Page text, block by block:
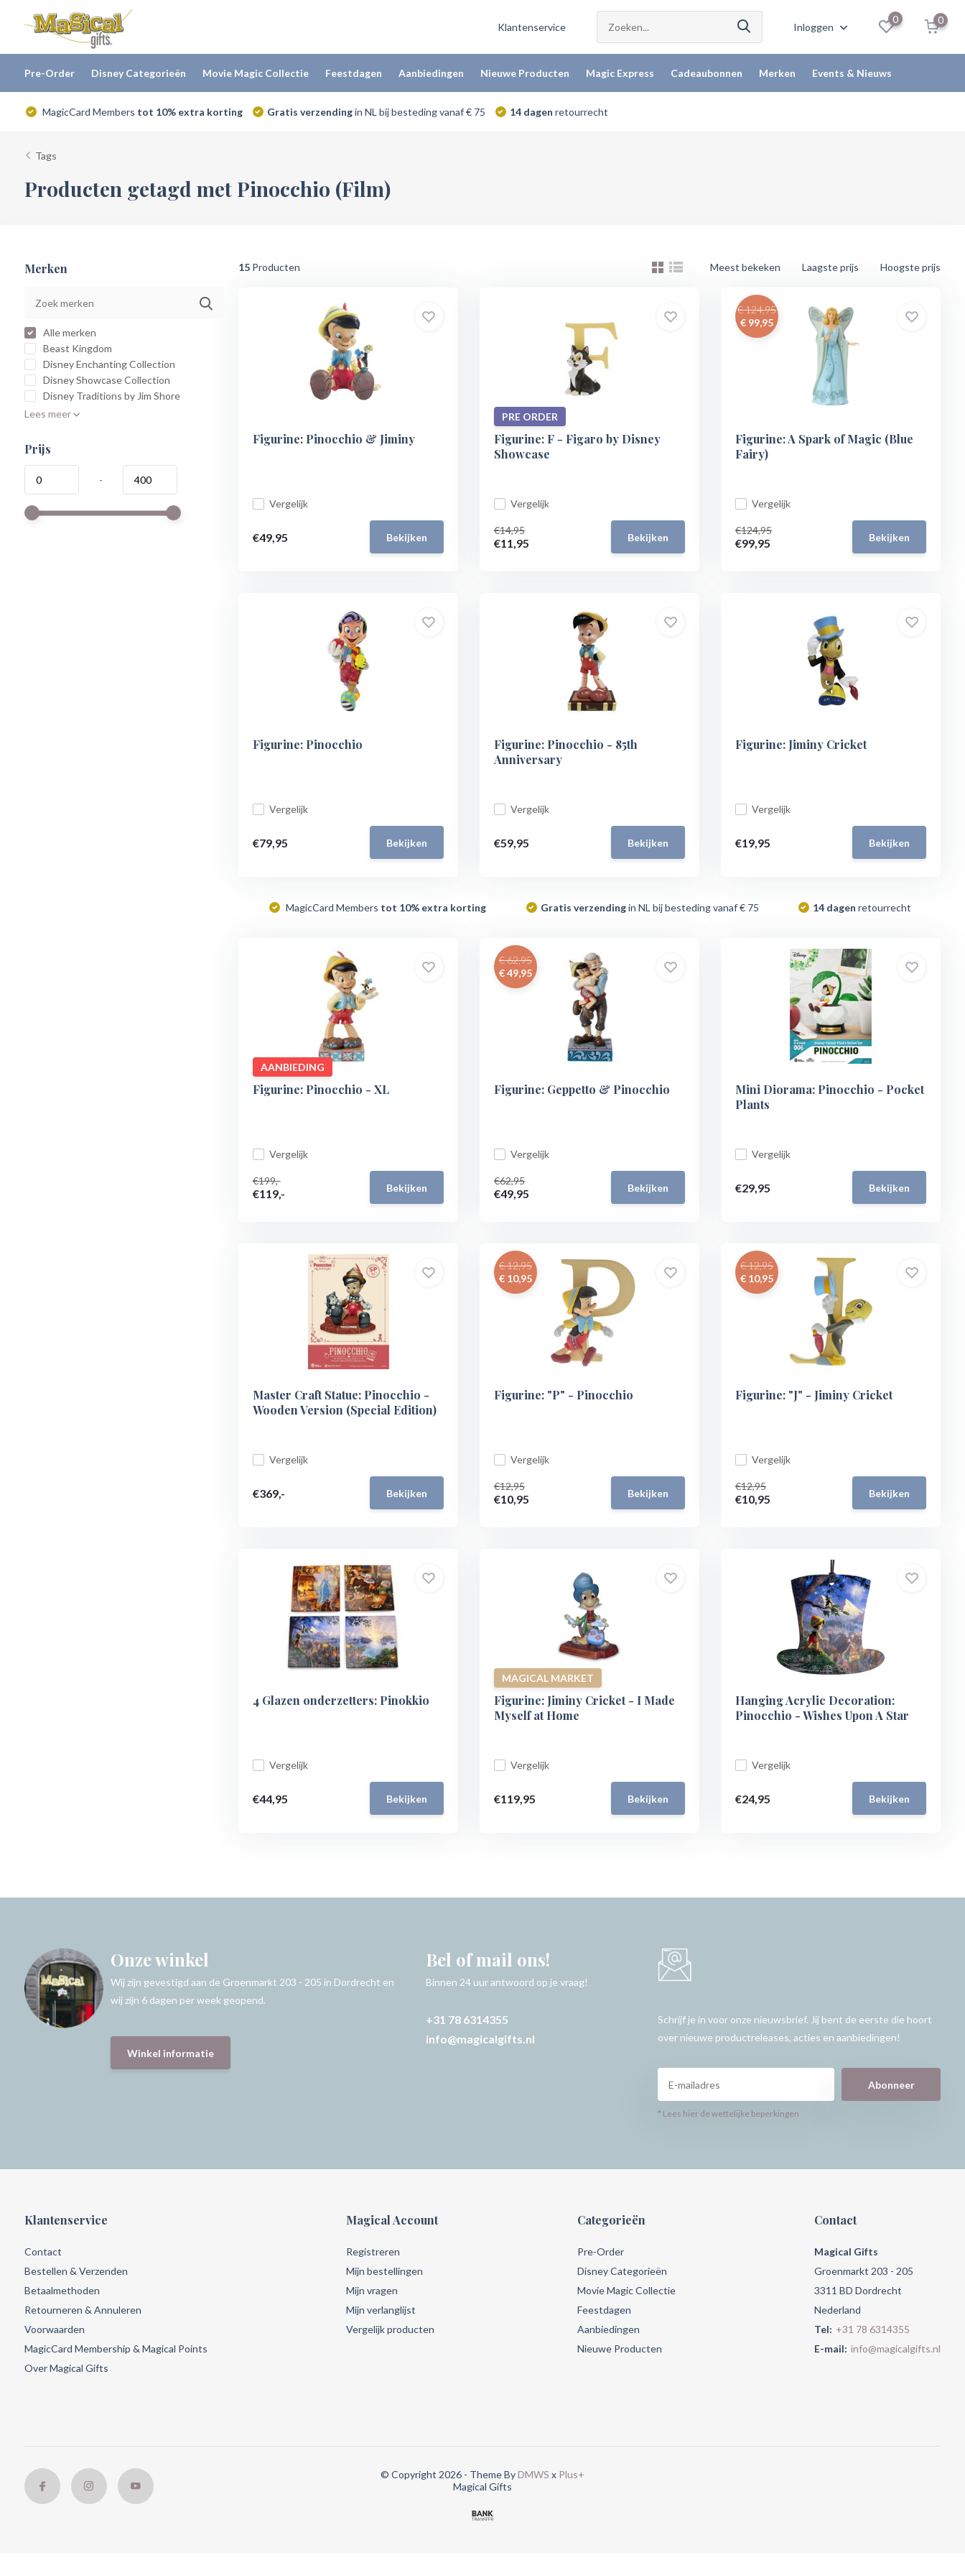
Klantenservice Inloggen
0 0
Pre-Order Disney Categorieën Movie Magic Collectie Feestdagen Aanbiedingen Nieuwe Producten Magic Express Cadeaubonnen Merken Events & Nieuws
MagicCard Members tot 10% extra korting Gratis verzendingin NL bij besteding vanaf € 75 14 dagen retourrecht
Tags
Producten getagd met Pinocchio (Film)
Merken
Alle merken
Beast Kingdom
Disney Enchanting Collection
Disney Showcase Collection
Disney Traditions by Jim Shore
Lees meer
Prijs
-
15Producten Meest bekeken Laagste prijs Hoogste prijs
Figurine: Pinocchio & Jiminy
Vergelijk
€49,95 Bekijken
PRE ORDER
Figurine: F - Figaro by Disney
Showcase
Vergelijk
€14,95
€11,95 Bekijken
€ 124,95
€ 99,95
Figurine: A Spark of Magic (Blue
Fairy)
Vergelijk
€124,95
€99,95 Bekijken
Figurine: Pinocchio
Vergelijk
€79,95 Bekijken
Figurine: Pinocchio - 85th
Anniversary
Vergelijk
€59,95 Bekijken
Figurine: Jiminy Cricket
Vergelijk
€19,95 Bekijken
MagicCard Members tot 10% extra korting Gratis verzendingin NL bij besteding vanaf € 75 14 dagen retourrecht
AANBIEDING
Figurine: Pinocchio - XL
Vergelijk
€199,-
€119,- Bekijken
€ 62,95
€ 49,95
Figurine: Geppetto & Pinocchio
Vergelijk
€62,95
€49,95 Bekijken
Mini Diorama: Pinocchio - Pocket
Plants
Vergelijk
€29,95 Bekijken
Master Craft Statue: Pinocchio -
Wooden Version (Special Edition)
Vergelijk
€369,- Bekijken
€ 12,95
€ 10,95
Figurine: "P" - Pinocchio
Vergelijk
€12,95
€10,95 Bekijken
€ 12,95
€ 10,95
Figurine: "J" - Jiminy Cricket
Vergelijk
€12,95
€10,95 Bekijken
4 Glazen onderzetters: Pinokkio
Vergelijk
€44,95 Bekijken
MAGICAL MARKET
Figurine: Jiminy Cricket - I Made
Myself at Home
Vergelijk
€119,95 Bekijken
Hanging Acrylic Decoration:
Pinocchio - Wishes Upon A Star
Vergelijk
€24,95 Bekijken
Onze winkel
Wij zijn gevestigd aan de Groenmarkt 203 - 205 in Dordrecht en
wij zijn 6 dagen per week geopend.
Winkel informatie
Bel of mail ons!
Binnen 24 uur antwoord op je vraag!
+31 78 6314355
info@magicalgifts.nl
Schrijf je in voor onze nieuwsbrief. Jij bent de eerste die hoort
over nieuwe productreleases, acties en aanbiedingen!
Abonneer
* Lees hier de wettelijke beperkingen
Klantenservice
Contact
Bestellen & Verzenden
Betaalmethoden
Retourneren & Annuleren
Voorwaarden
MagicCard Membership & Magical Points
Over Magical Gifts
Magical Account
Registreren
Mijn bestellingen
Mijn vragen
Mijn verlanglijst
Vergelijk producten
Categorieën
Pre-Order
Disney Categorieën
Movie Magic Collectie
Feestdagen
Aanbiedingen
Nieuwe Producten
Contact
Magical Gifts
Groenmarkt 203 - 205
3311 BD Dordrecht
Nederland
Tel: +31 78 6314355
E-mail: info@magicalgifts.nl
© Copyright 2026 - Theme ByDMWS x Plus+
Magical Gifts